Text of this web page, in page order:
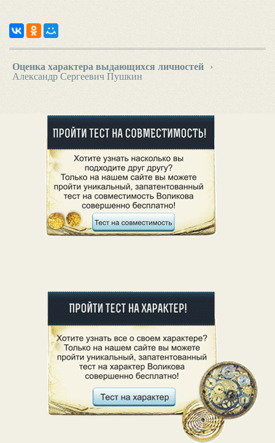
Оценка характера выдающихся личностей
›
Александр Сергеевич Пушкин